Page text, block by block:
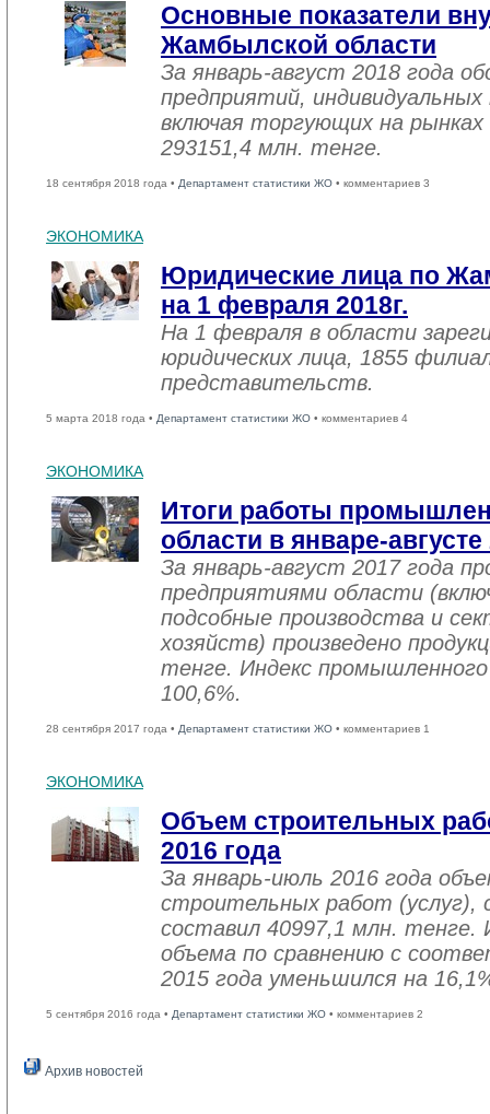
Основные показатели
Жамбылской области
За январь-август 2018 года
предприятий,
включая торгующих на рынках
293151,4 млн. тенге.
18 сентября 2018 года • Департамент статистики ЖО • комментариев 3
ЭКОНОМИКА
Юридические лица по
на 1 февраля 2018г.
На 1 февраля в области
юридических лица, 1855
представительств.
5 марта 2018 года • Департамент статистики ЖО • комментариев 4
ЭКОНОМИКА
Итоги работы
области в январе-августе
За январь-август 2017 года
предприятиями области
подсобные производства и
хозяйств) произведено
тенге. Индекс
100,6%.
28 сентября 2017 года • Департамент статистики ЖО • комментариев 1
ЭКОНОМИКА
Объем строительных
2016 года
За январь-июль 2016 года
строительных работ (услуг),
составил 40997,1 млн. тенге.
объема по сравнению с
2015 года уменьшился на
5 сентября 2016 года • Департамент статистики ЖО • комментариев 2
Архив новостей